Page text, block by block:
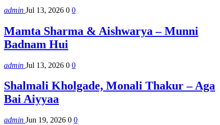
admin Jul 13, 2026 0 0
Mamta Sharma & Aishwarya – Munni
Badnam Hui
admin Jul 13, 2026 0 0
Shalmali Kholgade, Monali Thakur – Aga
Bai Aiyyaa
admin Jun 19, 2026 0 0